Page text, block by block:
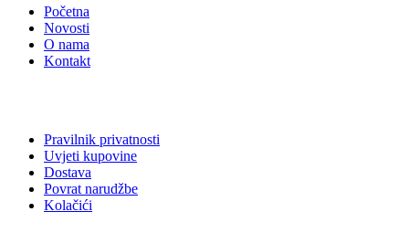
Početna
Novosti
O nama
Kontakt
Pravilnik privatnosti
Uvjeti kupovine
Dostava
Povrat narudžbe
Kolačići